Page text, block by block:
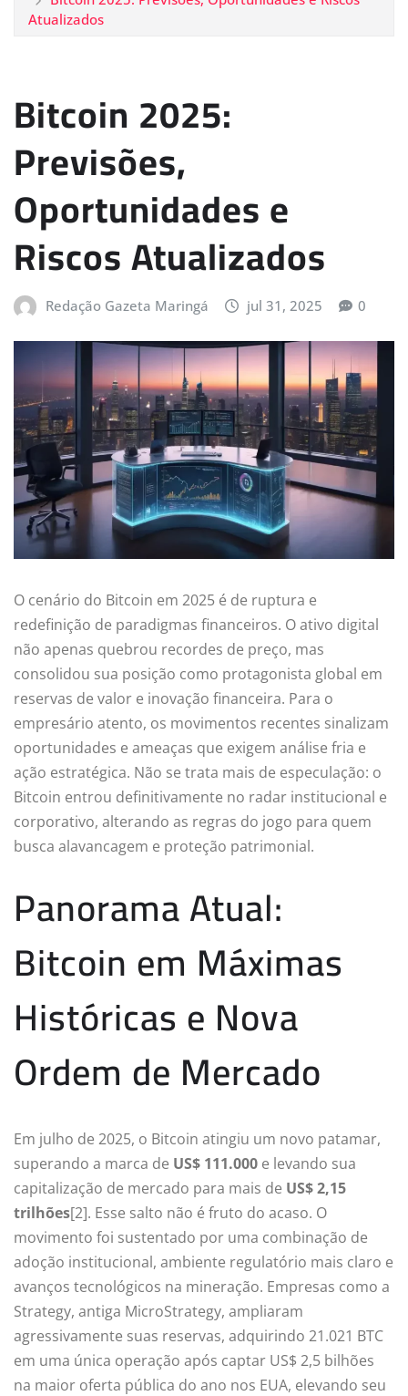
Atualizados
Bitcoin 2025:
Previsões,
Oportunidades e
Riscos Atualizados
Redação Gazeta Maringá jul 31, 2025 0
O cenário do Bitcoin em 2025 é de ruptura e
redefinição de paradigmas financeiros. O ativo digital
não apenas quebrou recordes de preço, mas
consolidou sua posição como protagonista global em
reservas de valor e inovação financeira. Para o
empresário atento, os movimentos recentes sinalizam
oportunidades e ameaças que exigem análise fria e
ação estratégica. Não se trata mais de especulação: o
Bitcoin entrou definitivamente no radar institucional e
corporativo, alterando as regras do jogo para quem
busca alavancagem e proteção patrimonial.
Panorama Atual:
Bitcoin em Máximas
Históricas e Nova
Ordem de Mercado
Em julho de 2025, o Bitcoin atingiu um novo patamar,
superando a marca de US$ 111.000 e levando sua
capitalização de mercado para mais de US$ 2,15
trilhões[2]. Esse salto não é fruto do acaso. O
movimento foi sustentado por uma combinação de
adoção institucional, ambiente regulatório mais claro e
avanços tecnológicos na mineração. Empresas como a
Strategy, antiga MicroStrategy, ampliaram
agressivamente suas reservas, adquirindo 21.021 BTC
em uma única operação após captar US$ 2,5 bilhões
na maior oferta pública do ano nos EUA, elevando seu